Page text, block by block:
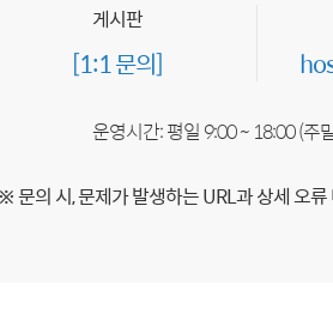
게시판
[1:1 문의]
운영시간: 평일 9:00 ~ 18:00 (주
※ 문의 시, 문제가 발생하는 URL과 상세 오